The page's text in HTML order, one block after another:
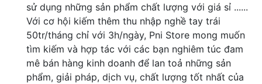
sử dụng những sản phẩm chất lượng với giá sỉ ......
Với cơ hội kiếm thêm thu nhập nghề tay trái
50tr/tháng chỉ với 3h/ngày, Pni Store mong muốn
tìm kiếm và hợp tác với các bạn nghiêm túc đam
mê bán hàng kinh doanh để lan toả những sản
phẩm, giải pháp, dịch vụ, chất lượng tốt nhất của